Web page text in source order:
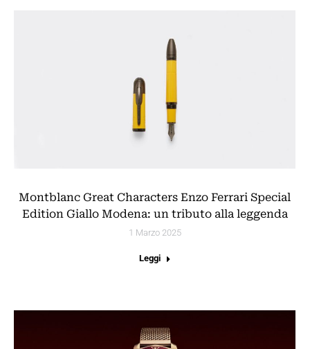
Montblanc Great Characters Enzo Ferrari Special
Edition Giallo Modena: un tributo alla leggenda
1 Marzo 2025
Leggi